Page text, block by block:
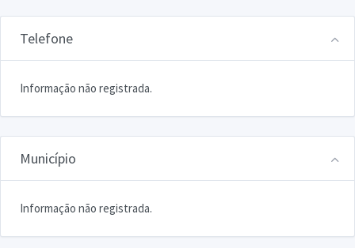
Telefone
Informação não registrada.
Município
Informação não registrada.